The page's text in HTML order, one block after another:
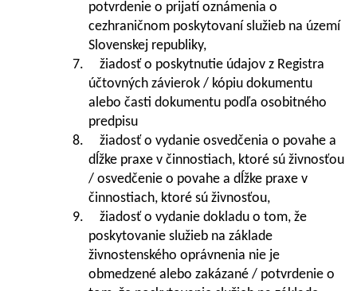
potvrdenie o prijatí oznámenia o
cezhraničnom poskytovaní služieb na území
Slovenskej republiky,
7. žiadosť o poskytnutie údajov z Registra
účtovných závierok / kópiu dokumentu
alebo časti dokumentu podľa osobitného
predpisu
8. žiadosť o vydanie osvedčenia o povahe a
dĺžke praxe v činnostiach, ktoré sú živnosťou
/ osvedčenie o povahe a dĺžke praxe v
činnostiach, ktoré sú živnosťou,
9. žiadosť o vydanie dokladu o tom, že
poskytovanie služieb na základe
živnostenského oprávnenia nie je
obmedzené alebo zakázané / potvrdenie o